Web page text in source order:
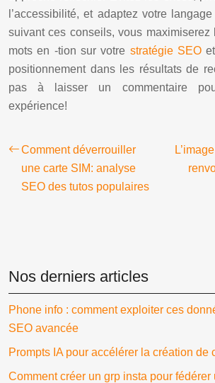
l’accessibilité, et adaptez votre
suivant ces conseils, vous maximiserez
mots en -tion sur votre stratégie SEO
positionnement dans les résultats de
pas à laisser un commentaire
expérience!
Comment déverrouiller
une carte SIM: analyse
SEO des tutos populaires
Nos derniers articles
Phone info : comment exploiter ces
SEO avancée
Prompts IA pour accélérer la création de
Comment créer un grp insta pour